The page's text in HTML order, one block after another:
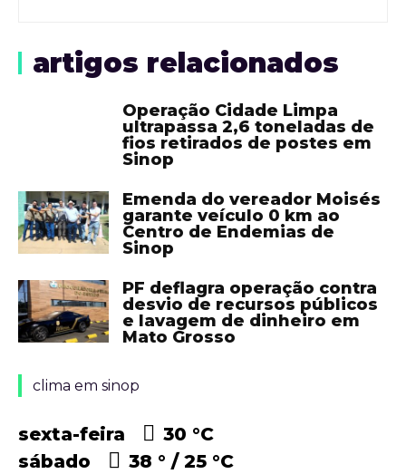
artigos relacionados
Operação Cidade Limpa
ultrapassa 2,6 toneladas de
fios retirados de postes em
Sinop
Emenda do vereador Moisés
garante veículo 0 km ao
Centro de Endemias de
Sinop
PF deflagra operação contra
desvio de recursos públicos
e lavagem de dinheiro em
Mato Grosso
clima em sinop
sexta-feira 30 °C
sábado
38 ° 25 °C